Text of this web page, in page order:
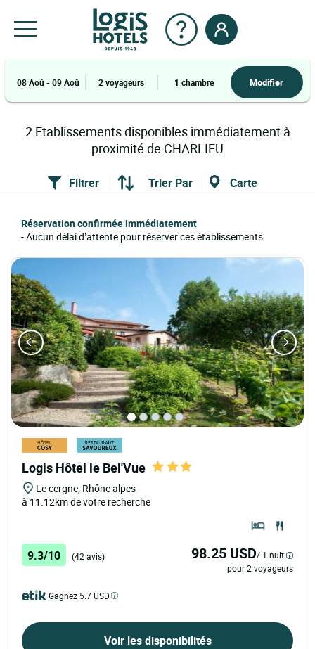
08 Aoû - 09 Aoû 2 voyageurs 1 chambre Modifier
2Etablissementsdisponibles immédiatement à
proximité de CHARLIEU
Carte
Filtrer Trier Par
Réservation confirmée immédiatement
- Aucun délai d’attente pour réserver ces établissements
Logis Hôtel le Bel'Vue
Le cergne, Rhône alpes
à 11.12km de votre recherche
9.3/10 (42 avis) 98.25 USD/ 1 nuit
pour 2 voyageurs
Gagnez 5.7 USD
Voir les disponibilités